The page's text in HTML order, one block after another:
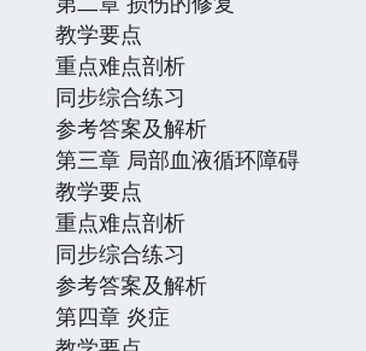
教学要点
重点难点剖析
同步综合练习
参考答案及解析
第三章 局部血液循环障碍
教学要点
重点难点剖析
同步综合练习
参考答案及解析
第四章 炎症